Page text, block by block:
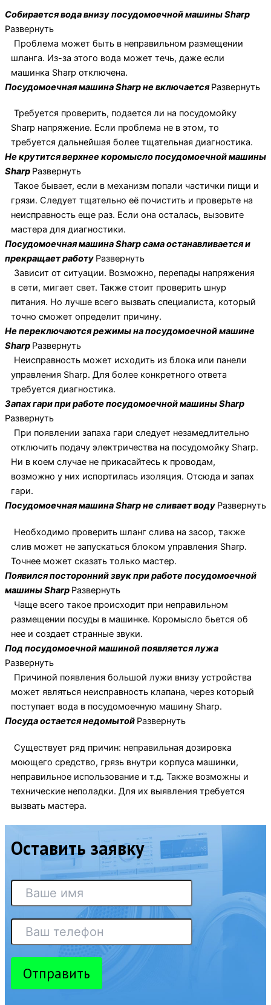
Собирается вода внизу посудомоечной машины Sharp
Развернуть
Проблема может быть в неправильном размещении
шланга. Из-за этого вода может течь, даже если
машинка Sharp отключена.
Посудомоечная машина Sharp не включаетсяРазвернуть
Требуется проверить, подается ли на посудомойку
Sharp напряжение. Если проблема не в этом, то
требуется дальнейшая более тщательная диагностика.
Не крутится верхнее коромысло посудомоечной машины
Sharp Развернуть
Такое бывает, если в механизм попали частички пищи и
грязи. Следует тщательно её почистить и проверьте на
неисправность еще раз. Если она осталась, вызовите
мастера для диагностики.
Посудомоечная машина Sharp сама останавливается и
прекращает работу Развернуть
Зависит от ситуации. Возможно, перепады напряжения
в сети, мигает свет. Также стоит проверить шнур
питания. Но лучше всего вызвать специалиста, который
точно сможет определит причину.
Не переключаются режимы на посудомоечной машине
Sharp Развернуть
Неисправность может исходить из блока или панели
управления Sharp. Для более конкретного ответа
требуется диагностика.
Запах гари при работе посудомоечной машины Sharp
Развернуть
При появлении запаха гари следует незамедлительно
отключить подачу электричества на посудомойку Sharp.
Ни в коем случае не прикасайтесь к проводам,
возможно у них испортилась изоляция. Отсюда и запах
гари.
Посудомоечная машина Sharp не сливает воду Развернуть
Необходимо проверить шланг слива на засор, также
слив может не запускаться блоком управления Sharp.
Точнее может сказать только мастер.
Появился посторонний звук при работе посудомоечной
машины Sharp Развернуть
Чаще всего такое происходит при неправильном
размещении посуды в машинке. Коромысло бьется об
нее и создает странные звуки.
Под посудомоечной машиной появляется лужа
Развернуть
Причиной появления большой лужи внизу устройства
может являться неисправность клапана, через который
поступает вода в посудомоечную машину Sharp.
Посуда остается недомытой Развернуть
Существует ряд причин: неправильная дозировка
моющего средство, грязь внутри корпуса машинки,
неправильное использование и т.д. Также возможны и
технические неполадки. Для их выявления требуется
вызвать мастера.
Оставить заявку
Отправить